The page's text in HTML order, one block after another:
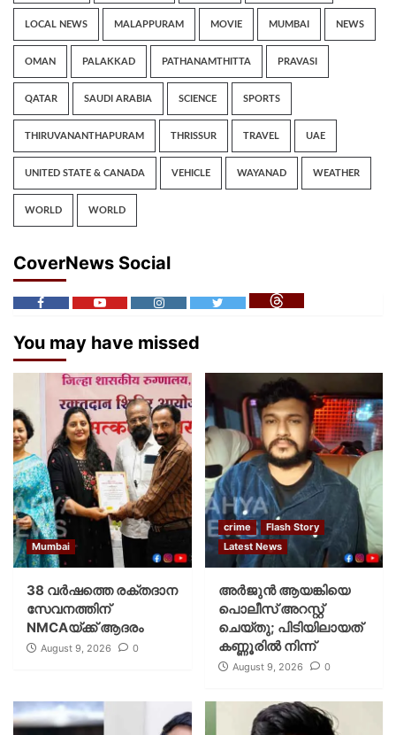
LOCAL NEWS MALAPPURAM MOVIE MUMBAI NEWS
OMAN PALAKKAD PATHANAMTHITTA PRAVASI
QATAR SAUDI ARABIA SCIENCE SPORTS
THIRUVANANTHAPURAM THRISSUR TRAVEL UAE
UNITED STATE & CANADA VEHICLE WAYANAD WEATHER
WORLD WORLD
CoverNews Social
You may have missed
Mumbai
38 വർഷത്തെ രക്തദാന
സേവനത്തിന്
NMCAയ്ക്ക് ആദരം
August 9, 2026 0
crime
Flash Story
Latest News
അർജുൻ ആയങ്കിയെ
പൊലീസ് അറസ്റ്റ്
ചെയ്‌തു; പിടിയിലായത്
കണ്ണൂരിൽ നിന്ന്
August 9, 2026 0